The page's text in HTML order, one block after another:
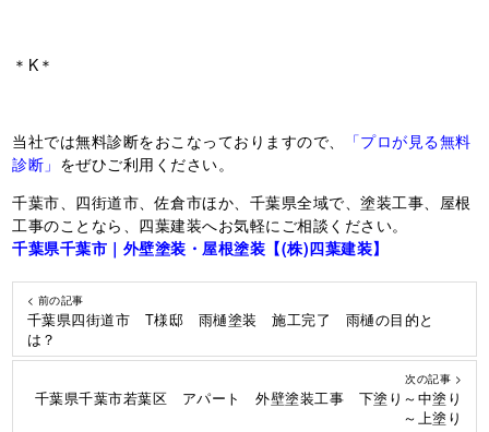
＊K＊
当社では無料診断をおこなっておりますので、
「プロが見る無料
診断」 をぜひご利用ください。
千葉市、四街道市、佐倉市ほか、千葉県全域で、塗装工事、屋根
工事のことなら、四葉建装へお気軽にご相談ください。
千葉県千葉市｜外壁塗装・屋根塗装【(株)四葉建装】
< 前の記事
千葉県四街道市 T様邸 雨樋塗装 施工完了 雨樋の目的と
は？
次の記事 >
千葉県千葉市若葉区 アパート 外壁塗装工事 下塗り～中塗り
～上塗り